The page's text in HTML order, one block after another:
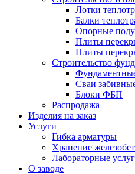
Лотки
Балки
Опорные
Плиты
Плиты
Строительство
Сваи
Блоки ФБП
Распродажа
Изделия на заказ
Услуги
Гибка арматуры
Хранение
Лабораторные
О заводе